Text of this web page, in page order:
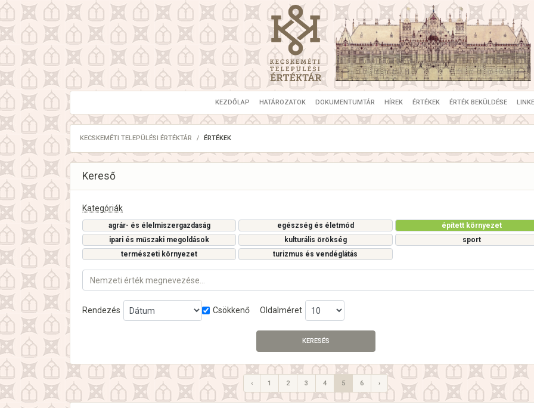
KEZDŐLAP HATÁROZATOK DOKUMENTUMTÁR HÍREK ÉRTÉKEK ÉRTÉK BEKÜLDÉSE
KECSKEMÉTI TELEPÜLÉSI ÉRTÉKTÁR ÉRTÉKEK
Kereső
Kategóriák
agrár- és élelmiszergazdaság egészség és életmód
épített környezet
ipari és műszaki megoldások
kulturális örökség
sport
természeti környezet
turizmus és vendéglátás
Nemzeti érték megnevezése…
Rendezés Csökkenő Oldalméret
KERESÉS
‹ 1 2 3 4 5 6 ›